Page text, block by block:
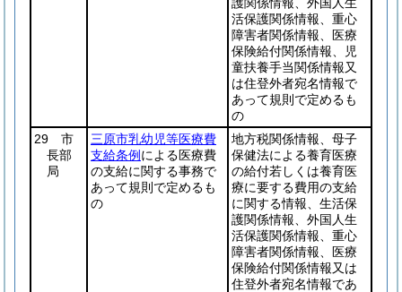
活保護関係情報、重心
障害者関係情報、医療
保険給付関係情報、児
童扶養手当関係情報又
は住登外者宛名情報で
あって規則で定めるも
の
29 市
長部
局
三原市乳幼児等医療費
支給条例 による医療費
の支給に関する事務で
あって規則で定めるも
の
地方税関係情報、母子
保健法による養育医療
の給付若しくは養育医
療に要する費用の支給
に関する情報、生活保
護関係情報、外国人生
活保護関係情報、重心
障害者関係情報、医療
保険給付関係情報又は
住登外者宛名情報であ